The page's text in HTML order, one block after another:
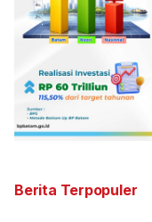
Berita Terpopuler